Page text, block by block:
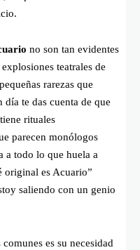
no son tan evidentes
teatrales de
rarezas que
día te das cuenta de que
rituales
parecen monólogos
a todo lo que huela a
original es Acuario”
saliendo con un genio
comunes es su necesidad